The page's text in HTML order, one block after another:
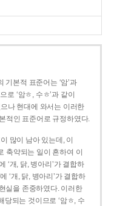
기본적 표준어는 ‘암’과
로 ‘암ㅎ, 수ㅎ’과 같이
나 현대에 와서는 이러한
적인 표준어로 규정하였다.
많이 남아 있는데, 이
축약되는 일이 흔하여 이
‘개, 닭, 병아리’가 결합하
‘개, 닭, 병아리’가 결합하
실을 존중하였다. 이러한
당되는 것이므로 ‘암ㅎ, 수